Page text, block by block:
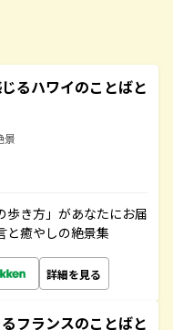
るハワイのことばと
景
歩き方」があなたにお届
と癒やしの絶景集
詳細を見る
フランスのことばと